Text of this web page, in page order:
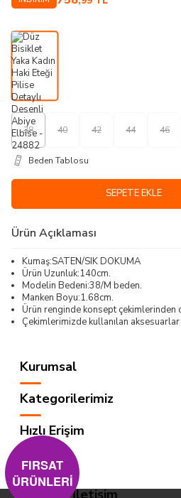
38 40 42 44 46
Beden Tablosu
SEPETE EKLE
Ürün Açıklaması
Kumaş:SATEN/SIK DOKUMA
Ürün Uzunluk:140cm.
Modelin Bedeni:38/M beden.
Manken Boyu:1.68cm.
Ürün renginde konsept çekimlerinden
Çekimlerimizde kullanılan
Kurumsal
Kategorilerimiz
Hızlı Erişim
Sosyal
Adres & İletişim
FIRSAT
ÜRÜNLERİ